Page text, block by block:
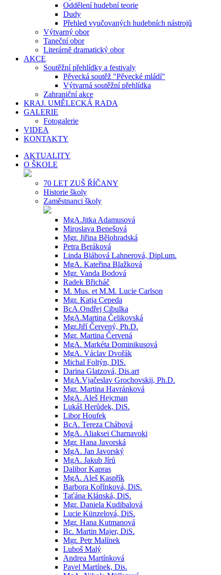
Oddělení hudební teorie
Dudy
Přehled vyučovaných hudebních nástrojů
Výtvarný obor
Taneční obor
Literárně dramatický obor
AKCE
Soutěžní přehlídky a festivaly
Pěvecká soutěž "Pěvecké mládí"
Výtvarná soutěžní přehlídka
Zahraniční akce
KRAJ. UMĚLECKÁ RADA
GALERIE
Fotogalerie
VIDEA
KONTAKTY
AKTUALITY
O ŠKOLE
70 LET ZUŠ ŘÍČANY
Historie školy
Zaměstnanci školy
MgA.Jitka Adamusová
Miroslava Benešová
Mgr. Jiřina Bělohradská
Petra Beráková
Linda Bláhová Lahnerová, Dipl.um.
MgA. Kateřina Blažková
Mgr. Vanda Bodová
Radek Břicháč
M. Mus. et M.M. Lucie Carlson
Mgr. Katja Cepeda
BcA.Ondřej Cibulka
MgA.Martina Čelikovská
Mgr.Jiří Červený, Ph.D.
Mgr. Martina Červená
MgA. Markéta Dominikusová
MgA. Václav Dvořák
Michal Foltýn, DIS.
Darina Glatzová, Dis.art
MgA.Vjačeslav Grochovskij, Ph.D.
Mgr. Martina Havránková
MgA. Aleš Hejcman
Lukáš Herůdek, DiS.
Libor Houfek
BcA. Tereza Chábová
MgA. Aliaksei Charnavoki
Mgr. Hana Javorská
MgA. Jan Javorský
MgA. Jakub Jírů
Dalibor Kapras
MgA. Aleš Kaspřík
Barbora Kořínková, DiS.
Taťána Klánská, DiS.
Mgr. Daniela Kudibalová
Lucie Künzelová, DiS.
Mgr. Hana Kutmanová
Bc. Martin Majer, DiS.
Mgr. Petr Malínek
Luboš Malý
Andrea Martínková
Pavel Martínek, Dis.